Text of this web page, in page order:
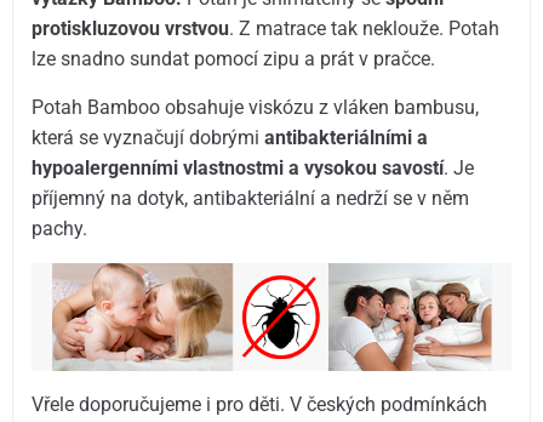
protiskluzovou vrstvou. Z matrace tak neklouže. Potah
lze snadno sundat pomocí zipu a prát v pračce.
Potah Bamboo obsahuje viskózu z vláken bambusu,
která se vyznačují dobrýmiantibakteriálními a
hypoalergenními vlastnostmi a vysokou savostí. Je
příjemný na dotyk, antibakteriální a nedrží se v něm
pachy.
Vřele doporučujeme i pro děti. V českých podmínkách